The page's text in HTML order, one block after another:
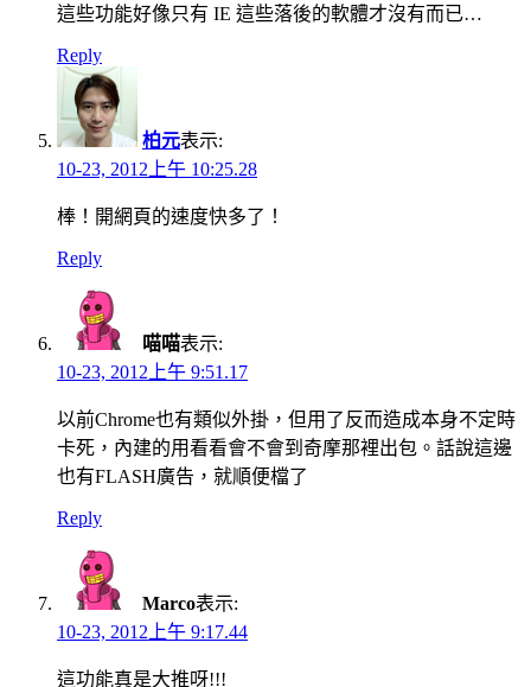
這些功能好像只有 IE 這些落後的軟體才沒有而已…
Reply
柏元表示:
10-23, 2012上午 10:25.28
棒！開網頁的速度快多了！
Reply
喵喵表示:
10-23, 2012上午 9:51.17
以前Chrome也有類似外掛，但用了反而造成本身不定時
卡死，內建的用看看會不會到奇摩那裡出包。話說這邊
也有FLASH廣告，就順便檔了
Reply
Marco表示:
10-23, 2012上午 9:17.44
這功能真是大推呀!!!